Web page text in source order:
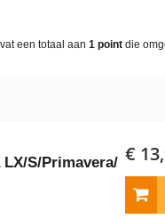
een totaal aan 1 point die
​S/​Primavera/​ €